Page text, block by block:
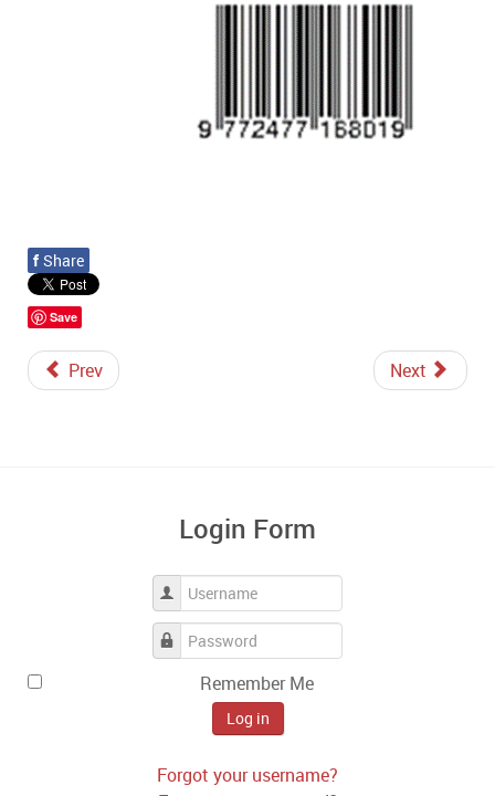
f Share
Save
Prev Next
Login Form
Username
Password
Remember Me
Log in
Forgot your username?